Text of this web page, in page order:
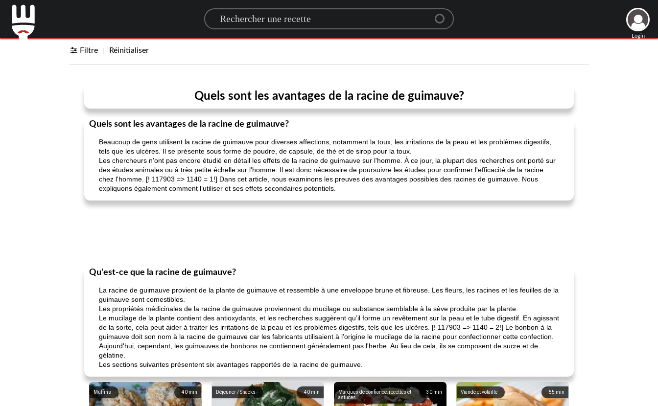
Search for a recipe
Login
Filtre Réinitialiser
Quels sont les avantages de la racine de guimauve?
Quels sont les avantages de la racine de guimauve?
Beaucoup de gens utilisent la racine de guimauve pour diverses affections, notamment la toux, les irritations de la peau et les problèmes digestifs,
tels que les ulcères. Il se présente sous forme de poudre, de capsule, de thé et de sirop pour la toux.
Les chercheurs n'ont pas encore étudié en détail les effets de la racine de guimauve sur l'homme. À ce jour, la plupart des recherches ont porté sur
des études animales ou à très petite échelle sur l'homme. Il est donc nécessaire de poursuivre les études pour confirmer l'efficacité de la racine
chez l'homme. [! 117903 => 1140 = 1!] Dans cet article, nous examinons les preuves des avantages possibles des racines de guimauve. Nous
expliquons également comment l’utiliser et ses effets secondaires potentiels.
Qu'est-ce que la racine de guimauve?
La racine de guimauve provient de la plante de guimauve et ressemble à une enveloppe brune et fibreuse. Les fleurs, les racines et les feuilles de la
guimauve sont comestibles.
Les propriétés médicinales de la racine de guimauve proviennent du mucilage ou substance semblable à la sève produite par la plante.
Le mucilage de la plante contient des antioxydants, et les recherches suggèrent qu’il forme un revêtement sur la peau et le tube digestif. En agissant
de la sorte, cela peut aider à traiter les irritations de la peau et les problèmes digestifs, tels que les ulcères. [! 117903 => 1140 = 2!] Le bonbon à la
guimauve doit son nom à la racine de guimauve car les fabricants utilisaient à l'origine le mucilage de la racine pour confectionner cette confection.
Aujourd'hui, cependant, les guimauves de bonbons ne contiennent généralement pas l'herbe. Au lieu de cela, ils se composent de sucre et de
gélatine.
Les sections suivantes présentent six avantages rapportés de la racine de guimauve.
40 min
Muffins 40 min
Déjeuner / Snacks 30 min
Marques de confiance: recettes et
astuces
55 min
Viande et volaille